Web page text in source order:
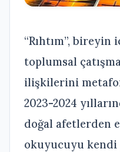
“Rıhtım”, bireyin
toplumsal
ilişkilerini
2023-2024
doğal afetlerden
okuyucuyu kendi